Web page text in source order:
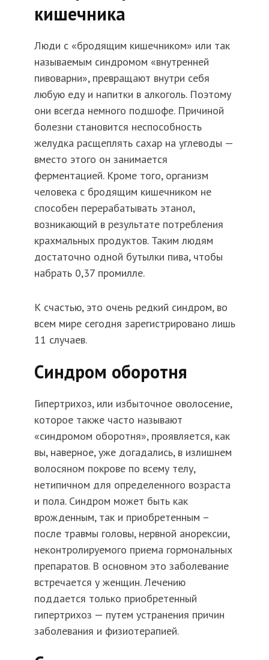
кишечника
Люди с «бродящим кишечником» или так
называемым синдромом «внутренней
пивоварни», превращают внутри себя
любую еду и напитки в алкоголь. Поэтому
они всегда немного подшофе. Причиной
болезни становится неспособность
желудка расщеплять сахар на углеводы —
вместо этого он занимается
ферментацией. Кроме того, организм
человека с бродящим кишечником не
способен перерабатывать этанол,
возникающий в результате потребления
крахмальных продуктов. Таким людям
достаточно одной бутылки пива, чтобы
набрать 0,37 промилле.
К счастью, это очень редкий синдром, во
всем мире сегодня зарегистрировано лишь
11 случаев.
Синдром оборотня
Гипертрихоз, или избыточное оволосение,
которое также часто называют
«синдромом оборотня», проявляется, как
вы, наверное, уже догадались, в излишнем
волосяном покрове по всему телу,
нетипичном для определенного возраста
и пола. Синдром может быть как
врожденным, так и приобретенным –
после травмы головы, нервной анорексии,
неконтролируемого приема гормональных
препаратов. В основном это заболевание
встречается у женщин. Лечению
поддается только приобретенный
гипертрихоз — путем устранения причин
заболевания и физиотерапией.